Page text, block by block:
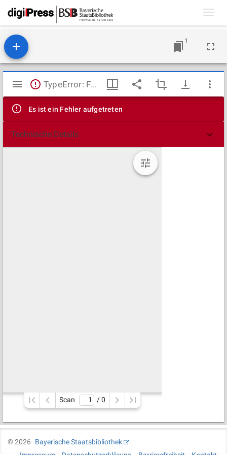
1
Mirador
Viewer
TypeError: Failed to fetch
Es ist ein Fehler aufgetreten
Technische Details
Scan / 0
©2026
Bayerische Staatsbibliothek